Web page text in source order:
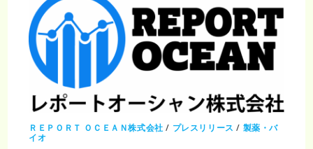
ＲＥＰＯＲＴ ＯＣＥＡＮ株式会社 / プレスリリース / 製薬・バ
イオ